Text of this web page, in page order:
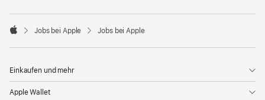

Jobs bei Apple Jobs bei Apple
Einkaufen und mehr
Apple Wallet